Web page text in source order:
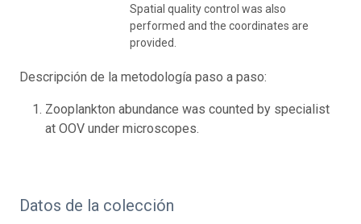
Spatial quality control was also
performed and the coordinates are
provided.
Descripción de la metodología paso a paso:
Zooplankton abundance was counted by specialist
at OOV under microscopes.
Datos de la colección